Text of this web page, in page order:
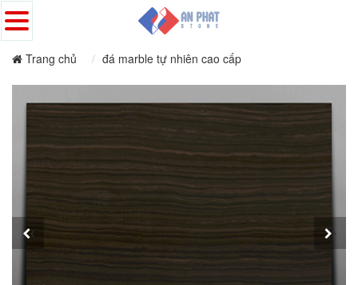
Trang chủ đá marble tự nhiên cao cấp